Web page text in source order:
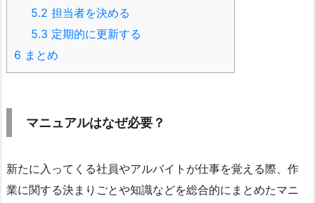
5.2 担当者を決める
5.3 定期的に更新する
6 まとめ
マニュアルはなぜ必要？
新たに入ってくる社員やアルバイトが仕事を覚える際、作
業に関する決まりごとや知識などを総合的にまとめたマニ